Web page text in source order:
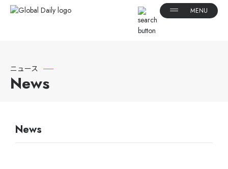
ニュース
News
News